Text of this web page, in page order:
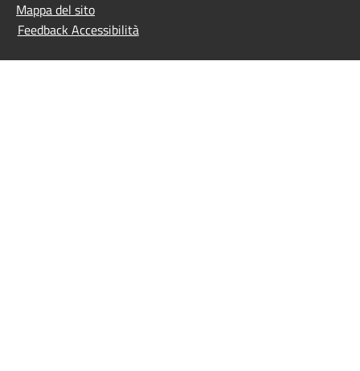
Mappa del sito
Feedback Accessibilità